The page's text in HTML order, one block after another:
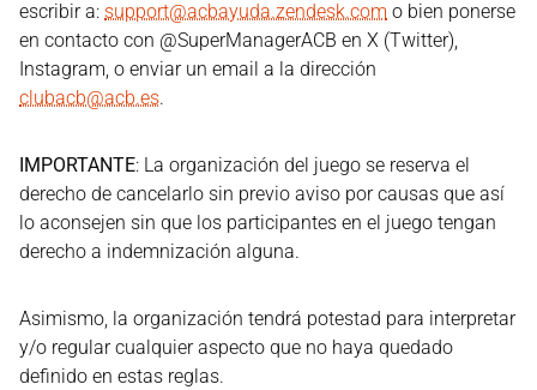
escribir a: support@acbayuda.zendesk.com o bien ponerse
en contacto con @SuperManagerACB en X (Twitter),
Instagram, o enviar un email a la dirección
clubacb@acb.es.
IMPORTANTE: La organización del juego se reserva el
derecho de cancelarlo sin previo aviso por causas que así
lo aconsejen sin que los participantes en el juego tengan
derecho a indemnización alguna.
Asimismo, la organización tendrá potestad para interpretar
y/o regular cualquier aspecto que no haya quedado
definido en estas reglas.